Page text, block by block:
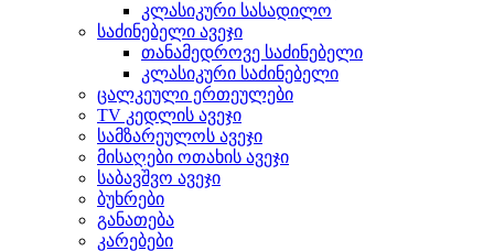
კლასიკური სასადილო
საძინებელი ავეჯი
თანამედროვე საძინებელი
კლასიკური საძინებელი
ცალკეული ერთეულები
TV კედლის ავეჯი
სამზარეულოს ავეჯი
მისაღები ოთახის ავეჯი
საბავშვო ავეჯი
ბუხრები
განათება
კარებები